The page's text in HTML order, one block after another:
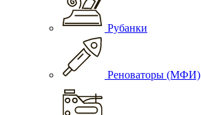
Рубанки
Реноваторы (МФИ)